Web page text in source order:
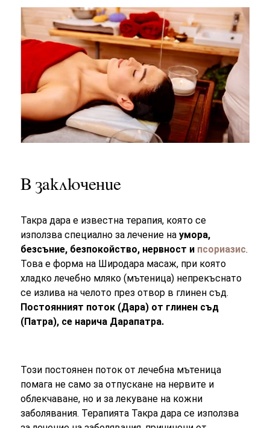
В заключение
Такра дара е известна терапия, която се
използва специално за лечение наумора,
безсъние, безпокойство, нервност и псориазис.
Това е форма на Широдара масаж, при която
хладко лечебно мляко (мътеница) непрекъснато
се излива на челото през отвор в глинен съд.
Постоянният поток (Дара) от глинен съд
(Патра), се нарича Дарапатра.
Този постоянен поток от лечебна мътеница
помага не само за отпускане на нервите и
облекчаване, но и за лекуване на кожни
заболявания. Терапията Такра дара се използва